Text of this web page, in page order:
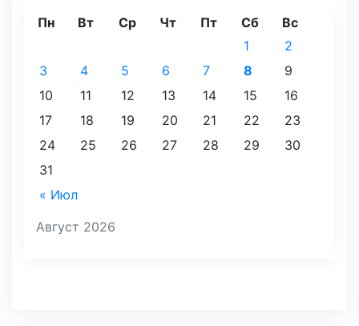
Август 2026
Пн Вт Ср Чт Пт Сб Вс
« Июл
1
2
3
4 5 6 7 8
9
10
11 12 13 14 15
16
17
18 19 20 21 22
23
24
25 26 27 28 29
30
31